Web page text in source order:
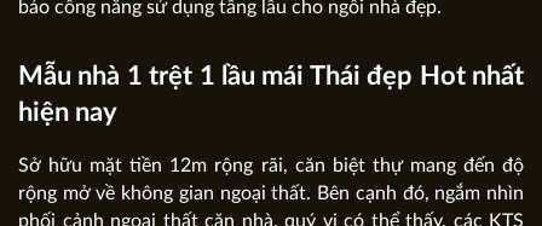
bảo công năng sử dụng tầng lầu cho ngôi nhà đẹp.
Mẫu nhà 1 trệt 1 lầu mái Thái đẹp Hot nhất
hiện nay
Sở hữu mặt tiền 12m rộng rãi, căn biệt thự mang đến độ
rộng mở về không gian ngoại thất. Bên cạnh đó, ngắm nhìn
phối cảnh ngoại thất căn nhà, quý vị có thể thấy, các KTS